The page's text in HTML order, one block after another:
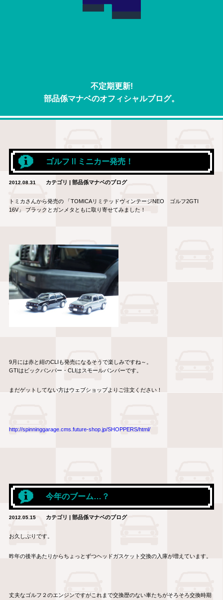
不定期更新!
部品係マナベのオフィシャルブログ。
ゴルフⅡミニカー発売！
2012.08.31 カテゴリ | 部品係マナベのブログ
トミカさんから発売の 「TOMICAリミテッドヴィンテージNEO ゴルフ2GTI
16V」 ブラックとガンメタともに取り寄せてみました！
9月には赤と紺のCLIも発売になるそうで楽しみですね～。
GTIはビックバンパー・CLIはスモールバンパーです。
まだゲットしてない方はウェブショップよりご注文ください！
http://spinninggarage.cms.future-shop.jp/SHOPPERS/html/
今年のブーム…？
2012.05.15 カテゴリ | 部品係マナベのブログ
お久しぶりです。
昨年の後半あたりからちょっとずつヘッドガスケット交換の入庫が増えています。
丈夫なゴルフ２のエンジンですがこれまで交換歴のない車たちがそろそろ交換時期